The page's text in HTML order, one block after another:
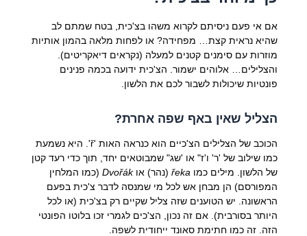
אם אי פעם ניסיתם לקרוא משהו בצ'כית, בטח שמתם לב
שהיא נראית קצת… מפחידה? או לפחות מלאה בהמון אותיות
מוזרות עם סימנים קטנים למעלה (נקראים דיאקריטים).
והצלילים… אלוהים ישמור. הצ'כית ידועה בכמה פנינים
פונטיות שיכולות לשבור לכם את הלשון.
הצליל שאין באף שפה אחרת?
הכוכב של הצלילים הצ'כיים הוא כנראה האות 'ř'. היא נשמעת
כמו שילוב של 'ר' ו'ז" או 'שג" שמבוטאים יחד, תוך כדי רעד קטן
של הלשון. מילים כמו řeka(נהר) אוDvořák(כמו המלחין
המפורסם) הן מבחן אש לכל מי שמנסה לדבר צ'כית בפעם
הראשונה. יש הטוענים שזה צליל שקיים רק בצ'כית (או לכל
היותר בסורבית). אם זה נכון, הצ'כים לגמרי זכו בלוטו הפונטי
הזה. זה כמו חתימת סאונד ייחודית לשפה.